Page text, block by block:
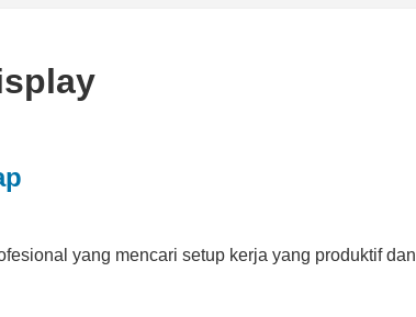
yang mencari setup kerja yang produktif dan